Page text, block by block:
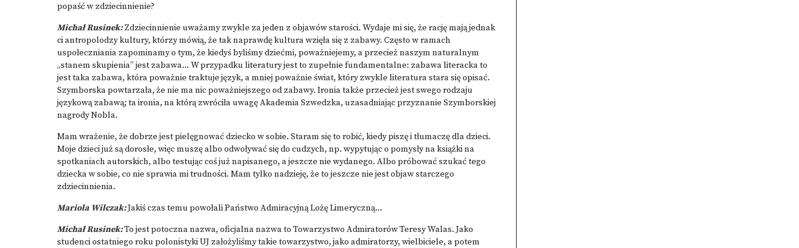
popaść w zdziecinnienie?
Michał Rusinek:Zdziecinnienie uważamy zwykle za jeden z objawów starości. Wydaje mi się, że rację mają jednak
ci antropolodzy kultury, którzy mówią, że tak naprawdę kultura wzięła się z zabawy. Często w ramach
uspołeczniania zapominamy o tym, że kiedyś byliśmy dziećmi, poważniejemy, a przecież naszym naturalnym
„stanem skupienia” jest zabawa… W przypadku literatury jest to zupełnie fundamentalne: zabawa literacka to
jest taka zabawa, która poważnie traktuje język, a mniej poważnie świat, który zwykle literatura stara się opisać.
Szymborska powtarzała, że nie ma nic poważniejszego od zabawy. Ironia także przecież jest swego rodzaju
językową zabawą; ta ironia, na którą zwróciła uwagę Akademia Szwedzka, uzasadniając przyznanie Szymborskiej
nagrody Nobla.
Mam wrażenie, że dobrze jest pielęgnować dziecko w sobie. Staram się to robić, kiedy piszę i tłumaczę dla dzieci.
Moje dzieci już są dorosłe, więc muszę albo odwoływać się do cudzych, np. wypytując o pomysły na książki na
spotkaniach autorskich, albo testując coś już napisanego, a jeszcze nie wydanego. Albo próbować szukać tego
dziecka w sobie, co nie sprawia mi trudności. Mam tylko nadzieję, że to jeszcze nie jest objaw starczego
zdziecinnienia.
Mariola Wilczak:Jakiś czas temu powołali Państwo Admiracyjną Lożę Limeryczną…
Michał Rusinek:To jest potoczna nazwa, oficjalna nazwa to Towarzystwo Admiratorów Teresy Walas. Jako
studenci ostatniego roku polonistyki UJ założyliśmy takie towarzystwo, jako admiratorzy, wielbiciele, a potem